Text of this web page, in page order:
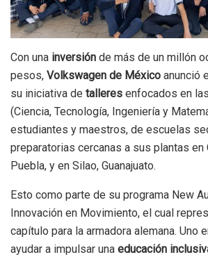
Con una inversión de más de un millón
pesos, Volkswagen de México anunció
su iniciativa de talleres enfocados en
(Ciencia, Tecnología, Ingeniería y
estudiantes y maestros, de escuelas
preparatorias cercanas a sus plantas en
Puebla, y en Silao, Guanajuato.
Esto como parte de su programa New
Innovación en Movimiento, el cual
capítulo para la armadora alemana. Uno
ayudar a impulsar una educación